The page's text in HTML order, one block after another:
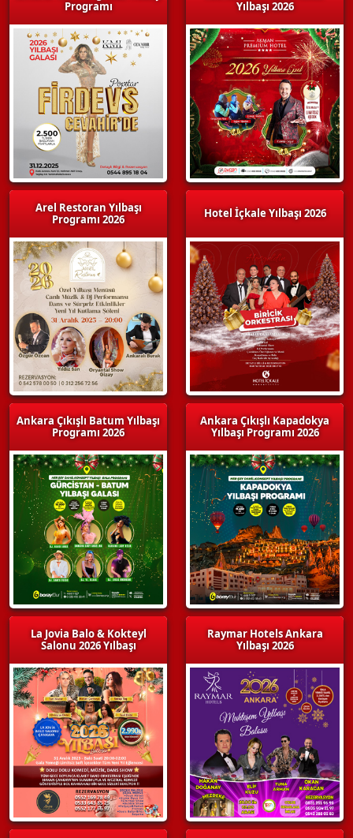
Programı
Arel Restoran Yılbaşı
Programı 2026
Ankara Çıkışlı Batum Yılbaşı
Programı 2026
La Jovia Balo & Kokteyl
Salonu 2026 Yılbaşı
Yılbaşı 2026
Hotel İçkale Yılbaşı 2026
Ankara Çıkışlı Kapadokya
Yılbaşı Programı 2026
Raymar Hotels Ankara
Yılbaşı 2026